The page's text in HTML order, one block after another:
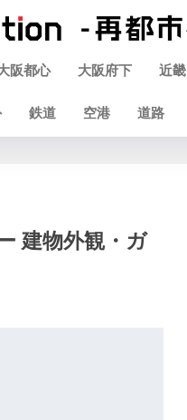
阪都心 大阪府下 近畿
鉄道 空港 道路
建物外観・ガ